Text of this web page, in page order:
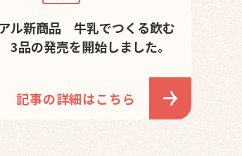
ル新商品 牛乳でつくる飲む
品の発売を開始しました。
記事の詳細はこちら